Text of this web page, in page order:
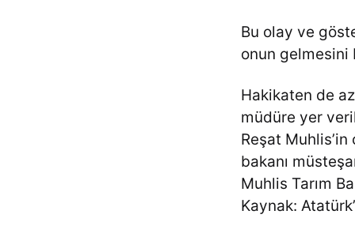
Bu olay ve
onun
Hakikaten de
müdüre yer
Reşat Muhlis’in
bakanı
Muhlis Tarım
Kaynak: